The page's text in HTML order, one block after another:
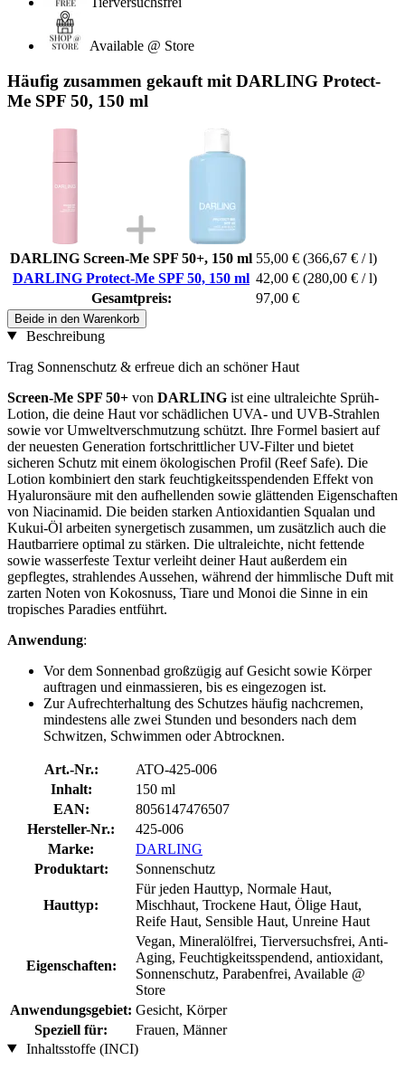
Available @ Store
Häufig zusammen gekauft mit DARLING Protect-
Me SPF 50, 150 ml
DARLING Screen-Me SPF 50+, 150 ml 55,00 € (366,67 € / l)
DARLING Protect-Me SPF 50, 150 ml 42,00 € (280,00 € / l)
Gesamtpreis:
97,00 €
Beide in den Warenkorb
Beschreibung
Trag Sonnenschutz & erfreue dich an schöner Haut
Screen-Me SPF 50+ von DARLING ist eine ultraleichte Sprüh-
Lotion, die deine Haut vor schädlichen UVA- und UVB-Strahlen
sowie vor Umweltverschmutzung schützt. Ihre Formel basiert auf
der neuesten Generation fortschrittlicher UV-Filter und bietet
sicheren Schutz mit einem ökologischen Profil (Reef Safe). Die
Lotion kombiniert den stark feuchtigkeitsspendenden Effekt von
Hyaluronsäure mit den aufhellenden sowie glättenden Eigenschaften
von Niacinamid. Die beiden starken Antioxidantien Squalan und
Kukui-Öl arbeiten synergetisch zusammen, um zusätzlich auch die
Hautbarriere optimal zu stärken. Die ultraleichte, nicht fettende
sowie wasserfeste Textur verleiht deiner Haut außerdem ein
gepflegtes, strahlendes Aussehen, während der himmlische Duft mit
zarten Noten von Kokosnuss, Tiare und Monoi die Sinne in ein
tropisches Paradies entführt.
Anwendung:
Vor dem Sonnenbad großzügig auf Gesicht sowie Körper
auftragen und einmassieren, bis es eingezogen ist.
Zur Aufrechterhaltung des Schutzes häufig nachcremen,
mindestens alle zwei Stunden und besonders nach dem
Schwitzen, Schwimmen oder Abtrocknen.
Art.-Nr.:
ATO-425-006
Inhalt:
150 ml
EAN:
8056147476507
Hersteller-Nr.:
425-006
Marke:
DARLING
Produktart:
Sonnenschutz
Hauttyp:
Für jeden Hauttyp, Normale Haut,
Mischhaut, Trockene Haut, Ölige Haut,
Reife Haut, Sensible Haut, Unreine Haut
Eigenschaften:
Vegan, Mineralölfrei, Tierversuchsfrei, Anti-
Aging, Feuchtigkeitsspendend, antioxidant,
Sonnenschutz, Parabenfrei, Available @
Store
Anwendungsgebiet: Gesicht, Körper
Speziell für:
Frauen, Männer
Inhaltsstoffe (INCI)